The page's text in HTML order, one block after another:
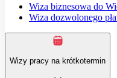
Wiza biznesowa do
Wiza dozwolonego
Wizy pracy na krótkotermin